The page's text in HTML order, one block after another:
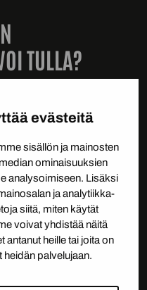
evästeitä
sisällön ja mainosten
ominaisuuksien
analysoimiseen. Lisäksi
ja analytiikka-
siitä, miten käytät
voivat yhdistää näitä
antanut heille tai joita on
heidän palvelujaan.
TULLA?
vakaviin
keskeytyksen
toiminnasta voidaan
rikosoikeudelliset
riippuen.
merkittävä. Jos
valinnut
vastuuseen